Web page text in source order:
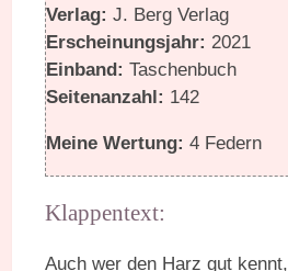
Verlag: J. Berg Verlag
Erscheinungsjahr: 2021
Einband: Taschenbuch
Seitenanzahl: 142
Meine Wertung: 4 Federn
Klappentext:
Auch wer den Harz gut